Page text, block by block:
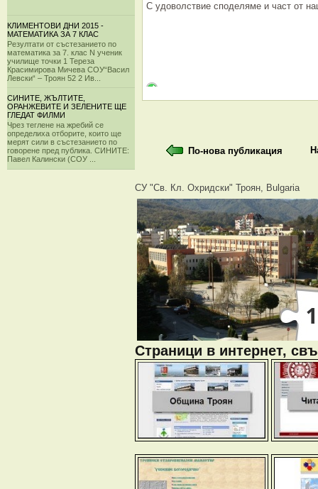
КЛИМЕНТОВИ ДНИ 2015 -
МАТЕМАТИКА ЗА 7 КЛАС
Резултати от състезанието по
математика за 7. клас N ученик
училище точки 1 Тереза
Красимирова Мичева СОУ“Васил
Левски“ – Троян 52 2 Ив...
СИНИТЕ, ЖЪЛТИТЕ,
ОРАНЖЕВИТЕ И ЗЕЛЕНИТЕ ЩЕ
ГЛЕДАТ ФИЛМИ
Чрез теглене на жребий се
определиха отборите, които ще
мерят сили в състезанието по
говорене пред публика. СИНИТЕ:
Павел Калински (СОУ ...
С удоволствие споделяме и част от
По-нова публикация
СУ "Св. Кл. Охридски" Троян, Bulgaria
Страници в интернет,